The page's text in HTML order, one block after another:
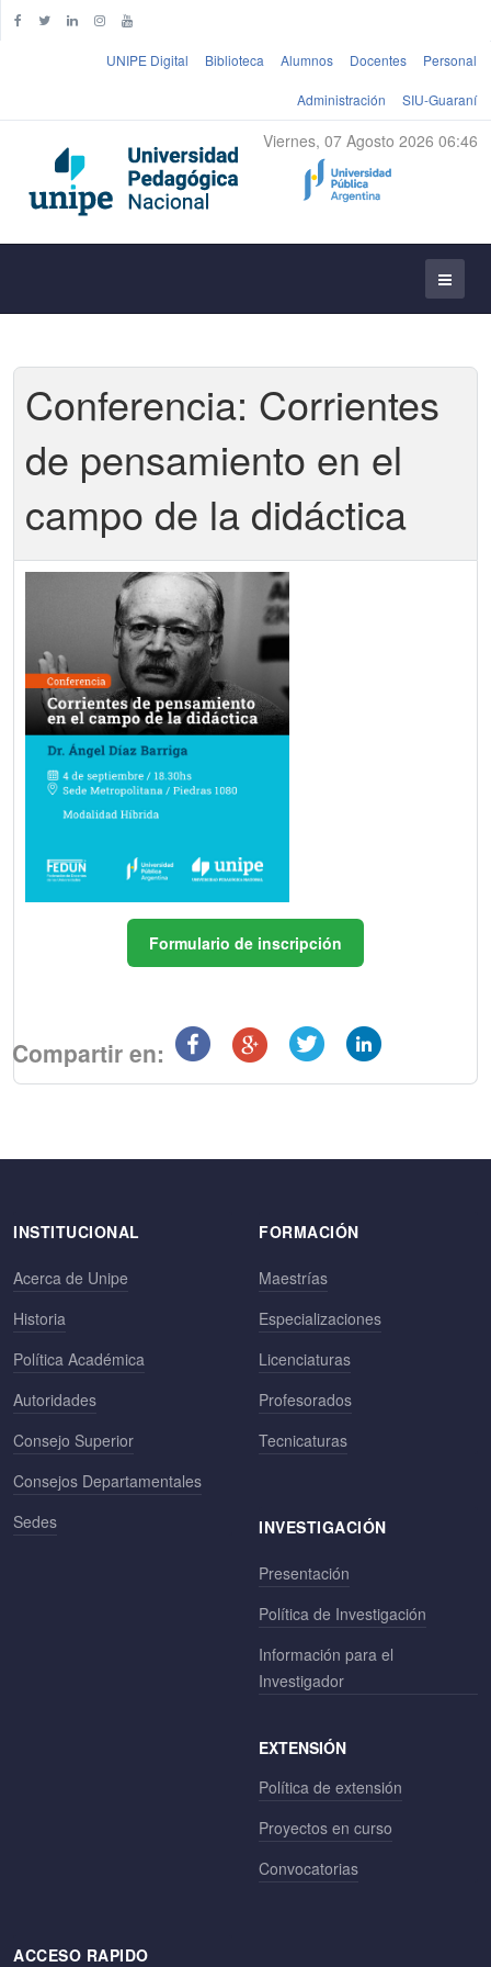
UNIPE Digital Biblioteca Alumnos Docentes Personal
Administración SIU-Guaraní
Viernes, 07 Agosto 2026 06:46
Conferencia: Corrientes
de pensamiento en el
campo de la didáctica
Formulario de inscripción
Compartir en:
INSTITUCIONAL
Acerca de Unipe
Historia
Política Académica
Autoridades
Consejo Superior
Consejos Departamentales
Sedes
FORMACIÓN
Maestrías
Especializaciones
Licenciaturas
Profesorados
Tecnicaturas
INVESTIGACIÓN
Presentación
Política de Investigación
Información para el
Investigador
EXTENSIÓN
Política de extensión
Proyectos en curso
Convocatorias
ACCESO RAPIDO